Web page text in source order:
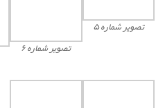
تصویر شماره ۵
تصویر شماره ۶